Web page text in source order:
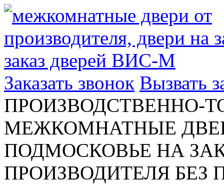
Заказать звонок Вызвать
ПРОИЗВОДСТВЕННО-
МЕЖКОМНАТНЫЕ
ПОДМОСКОВЬЕ НА
ПРОИЗВОДИТЕЛЯ БЕЗ